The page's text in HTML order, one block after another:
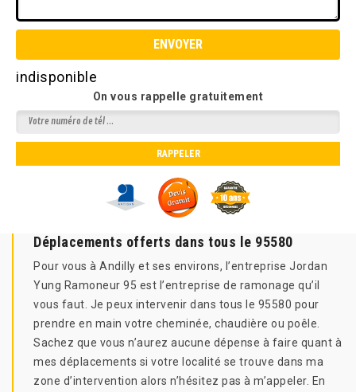
indisponible
On vous rappelle gratuitement
Déplacements offerts dans tous le 95580
Pour vous à Andilly et ses environs, l’entreprise Jordan
Yung Ramoneur 95 est l’entreprise de ramonage qu’il
vous faut. Je peux intervenir dans tous le 95580 pour
prendre en main votre cheminée, chaudière ou poêle.
Sachez que vous n’aurez aucune dépense à faire quant à
mes déplacements si votre localité se trouve dans ma
zone d’intervention alors n’hésitez pas à m’appeler. En